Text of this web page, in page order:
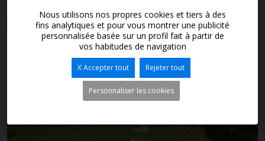
Nouveau
Nous utilisons nos propres cookies et tiers à des
fins analytiques et pour vous montrer une publicité
personnalisée basée sur un profil fait à partir de
vos habitudes de navigation
X Accepter tout Rejeter tout
Personnaliser les cookies